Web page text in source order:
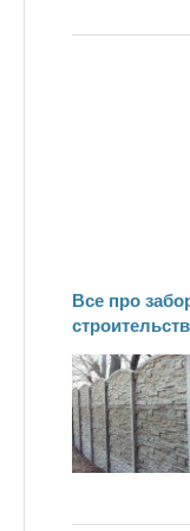
Все про